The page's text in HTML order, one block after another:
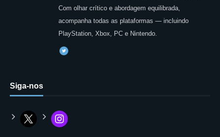
Com olhar crítico e abordagem equilibrada,
acompanha todas as plataformas — incluindo
PlayStation, Xbox, PC e Nintendo.
Siga-nos